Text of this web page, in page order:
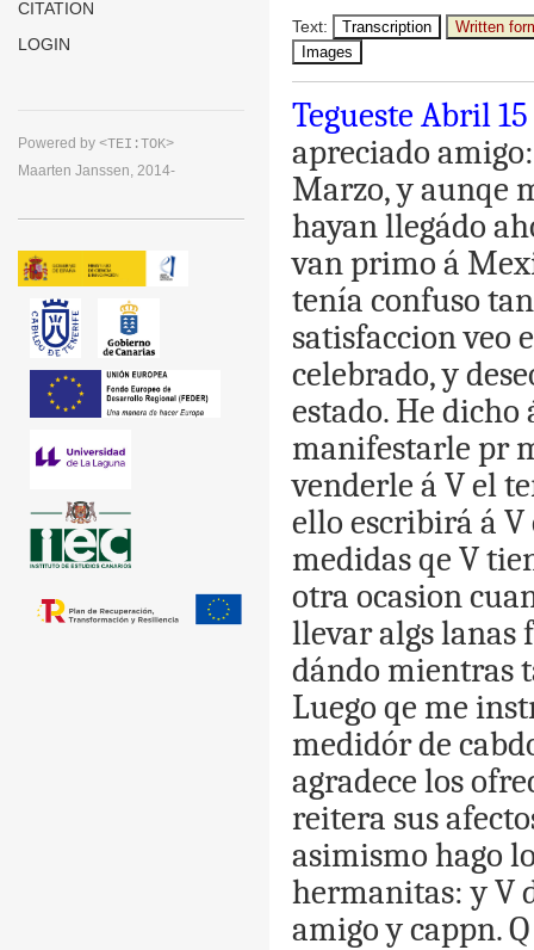
CITATION
LOGIN
Powered by <TEI:TOK>
Maarten Janssen, 2014-
Text: Transcription
Written
Images
Tegueste Abril15
apreciado amigo:
Marzo,yaunqe
hayanllegádo
vanprimo á
tenía confuso
satisfaccionveo
celebrado,y
estado. He dicho
manifestarle pr
venderle á Vel
ello escribirá á V
medidasqe V
otra ocasion
llevaralgslanas
dándo mientras
Luego qe me
medidórde
agradece los
reitera sus
asimismo hago
hermanitas: yV
amigo ycappn.Q